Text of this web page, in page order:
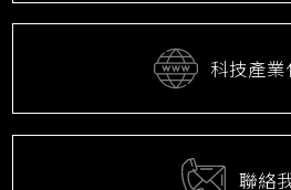
科技產業
聯絡